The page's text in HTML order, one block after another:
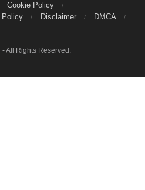
Cookie Policy
Policy Disclaimer
DMCA
- All Rights Reserved.